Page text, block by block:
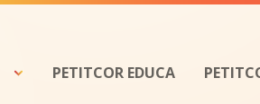
PETITCOR EDUCA